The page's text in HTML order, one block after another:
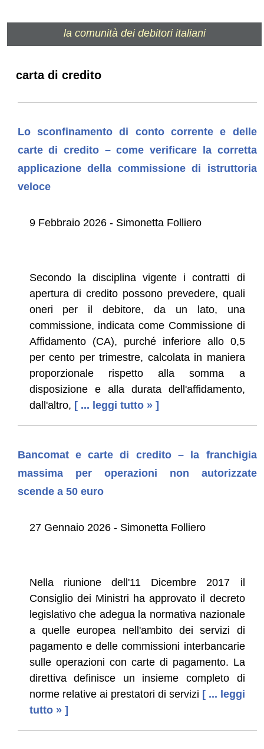
la comunità dei debitori italiani
carta di credito
Lo sconfinamento di conto corrente e delle
carte di credito – come verificare la corretta
applicazione della commissione di istruttoria
veloce
9 Febbraio 2026 - Simonetta Folliero
Secondo la disciplina vigente i contratti di
apertura di credito possono prevedere, quali
oneri per il debitore, da un lato, una
commissione, indicata come Commissione di
Affidamento (CA), purché inferiore allo 0,5
per cento per trimestre, calcolata in maniera
proporzionale rispetto alla somma a
disposizione e alla durata dell'affidamento,
dall'altro, [ ... leggi tutto » ]
Bancomat e carte di credito – la franchigia
massima per operazioni non autorizzate
scende a 50 euro
27 Gennaio 2026 - Simonetta Folliero
Nella riunione dell'11 Dicembre 2017 il
Consiglio dei Ministri ha approvato il decreto
legislativo che adegua la normativa nazionale
a quelle europea nell'ambito dei servizi di
pagamento e delle commissioni interbancarie
sulle operazioni con carte di pagamento. La
direttiva definisce un insieme completo di
norme relative ai prestatori di servizi [ ... leggi
tutto » ]